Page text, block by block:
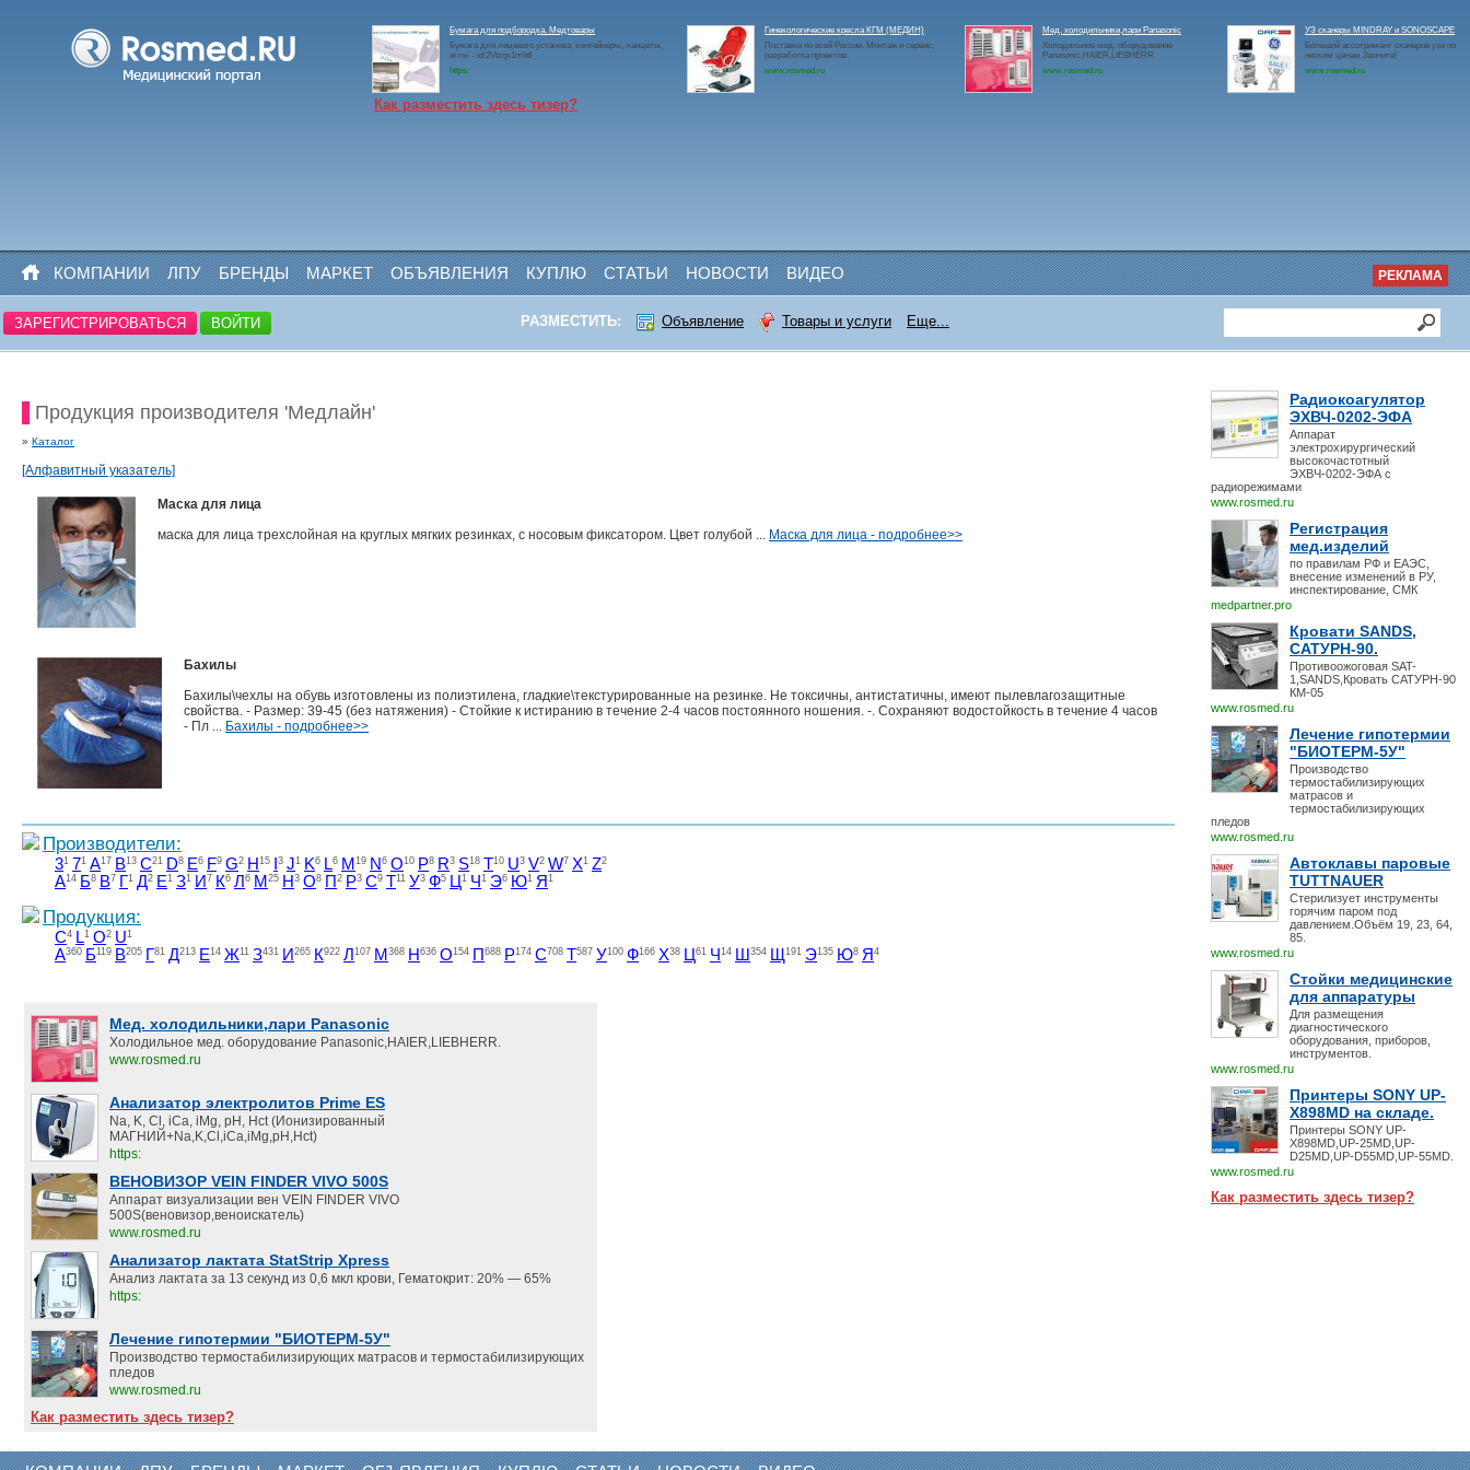
Бумага для подбородка. Медтовары
Бумага для лицевого установа, контейнеры, ланцеты,
иглы - id:2Vtzqx1mhtf
https:
Гинекологические кресла КГМ (МЕДИН)
Поставки по всей России. Монтаж и сервис,
разработка проектов.
www.rosmed.ru
Мед. холодильники,лари Panasonic
Холодильное мед. оборудование
Panasonic,HAIER,LIEBHERR.
www.rosmed.ru
УЗ сканеры MINDRAY и SONOSCAPE
Большой ассотримент сканеров узи по
низким ценам.Звоните!
www.rosmed.ru
Как разместить здесь тизер?
КОМПАНИИ ЛПУ БРЕНДЫ МАРКЕТ ОБЪЯВЛЕНИЯ КУПЛЮ СТАТЬИ НОВОСТИ ВИДЕО РЕКЛАМА
ЗАРЕГИСТРИРОВАТЬСЯ ВОЙТИ РАЗМЕСТИТЬ: Объявление Товары и услуги Еще...
Радиокоагулятор
ЭХВЧ-0202-ЭФА
Аппарат
электрохирургический
высокочастотный
ЭХВЧ-0202-ЭФА с
радиорежимами
www.rosmed.ru
Регистрация
мед.изделий
по правилам РФ и ЕАЭС,
внесение изменений в РУ,
инспектирование, СМК
medpartner.pro
Кровати SANDS,
САТУРН-90.
Противоожоговая SAT-
1,SANDS,Кровать САТУРН-90
КМ-05
www.rosmed.ru
Лечение гипотермии
"БИОТЕРМ-5У"
Производство
термостабилизирующих
матрасов и
термостабилизирующих
пледов
www.rosmed.ru
Автоклавы паровые
TUTTNAUER
Стерилизует инструменты
горячим паром под
давлением.Объём 19, 23, 64,
85.
www.rosmed.ru
Стойки медицинские
для аппаратуры
Для размещения
диагностического
оборудования, приборов,
инструментов.
www.rosmed.ru
Принтеры SONY UP-
X898MD на складе.
Принтеры SONY UP-
X898MD,UP-25MD,UP-
D25MD,UP-D55MD,UP-55MD.
www.rosmed.ru
Как разместить здесь тизер?
Продукция производителя 'Медлайн'
» Каталог
[Алфавитный указатель]
Маска для лица
маска для лица трехслойная на круглых мягких резинках, с носовым фиксатором. Цвет голубой ... Маска для лица - подробнее>>
Бахилы
Бахилы\чехлы на обувь изготовлены из полиэтилена, гладкие\текстурированные на резинке. Не токсичны, антистатичны, имеют пылевлагозащитные
свойства. - Размер: 39-45 (без натяжения) - Стойкие к истиранию в течение 2-4 часов постоянного ношения. -. Сохраняют водостойкость в течение 4 часов
- Пл ... Бахилы - подробнее>>
Производители:
31 71 A17 B13 C21 D8 E6 F9 G2 H 15 3 J1 K6 L6 M 19 N 6 O10 P8 R3 S18 T10 U3 V2 W7 X1 Z2
А14 Б8 В7 Г1 Д2 Е1 З1 И 7 К6 Л 6 М 25 Н 3 О8 П 2 Р3 С9 Т11 У3 Ф5 Ц 1 Ч 1 Э6 Ю1 Я 1
Продукция:
C4 L1 O2 U1
А360 Б119 В205 Г81 Д213 Е14 Ж11 З431 И 265 К922 Л 107 М 368 Н 636 О154 П 688 Р174 С708 Т587 У100 Ф166 Х38 Ц 61 Ч 14 Ш 354 Щ 191 Э135 Ю8 Я 4
Мед. холодильники,лари Panasonic
Холодильное мед. оборудование Panasonic,HAIER,LIEBHERR.
www.rosmed.ru
Анализатор электролитов Prime ES
Na, K, Cl, iCa, iMg, pH, Hct (Ионизированный
МАГНИЙ+Na,K,Cl,iCa,iMg,pH,Hct)
https:
ВЕНОВИЗОР VEIN FINDER VIVO 500S
Аппарат визуализации вен VEIN FINDER VIVO
500S(веновизор,веноискатель)
www.rosmed.ru
Анализатор лактата StatStrip Xpress
Анализ лактата за 13 секунд из 0,6 мкл крови, Гематокрит: 20% — 65%
https:
Лечение гипотермии "БИОТЕРМ-5У"
Производство термостабилизирующих матрасов и термостабилизирующих
пледов
www.rosmed.ru
Как разместить здесь тизер?